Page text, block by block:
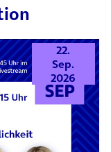
22.
Sep.
2026